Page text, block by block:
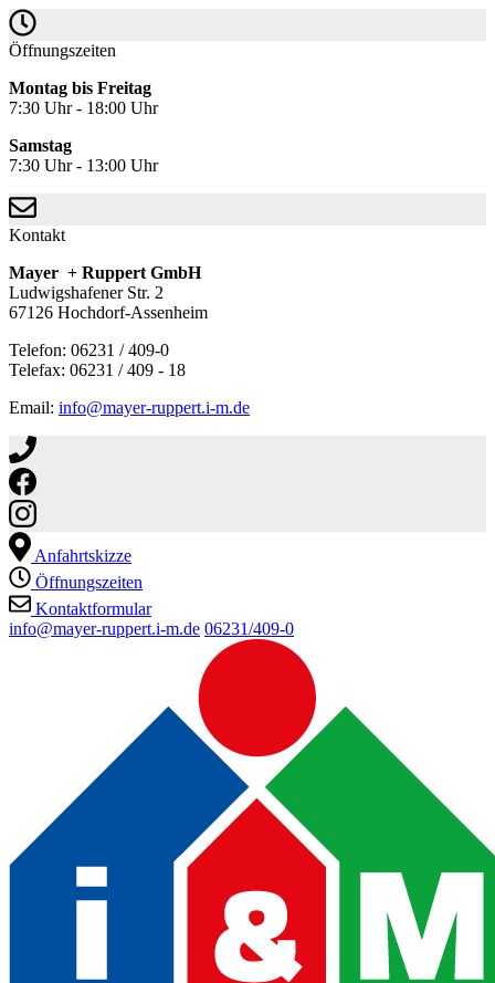
Öffnungszeiten
Montag bis Freitag
7:30 Uhr - 18:00 Uhr
Samstag
7:30 Uhr - 13:00 Uhr
Kontakt
Mayer + Ruppert GmbH
Ludwigshafener Str. 2
67126 Hochdorf-Assenheim
Telefon: 06231 / 409-0
Telefax: 06231 / 409 - 18
Email: info@mayer-ruppert.i-m.de
Anfahrtskizze
Öffnungszeiten
Kontaktformular
info@mayer-ruppert.i-m.de 06231/409-0